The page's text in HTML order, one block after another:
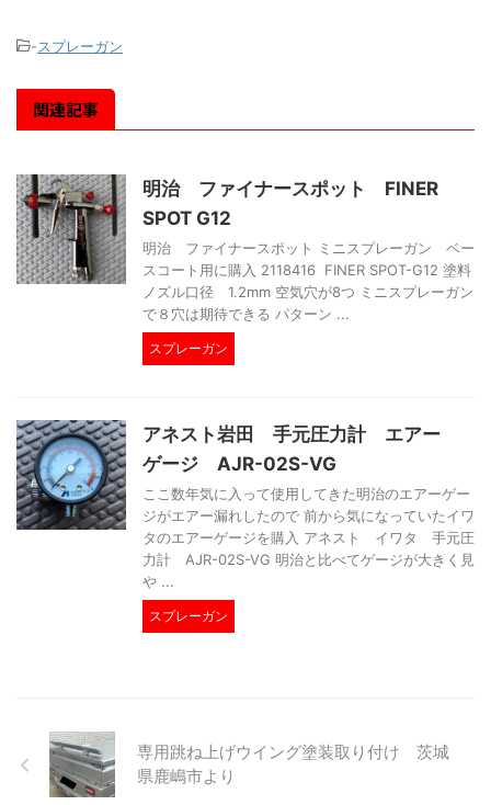
-スプレーガン
関連記事
明治 ファイナースポット FINER
SPOT G12
明治 ファイナースポット ミニスプレーガン ベー
スコート用に購入 2118416 FINER SPOT-G12 塗料
ノズル口径 1.2mm 空気穴が8つ ミニスプレーガン
で８穴は期待できる パターン ...
スプレーガン
アネスト岩田 手元圧力計 エアー
ゲージ AJR-02S-VG
ここ数年気に入って使用してきた明治のエアーゲー
ジがエアー漏れしたので 前から気になっていたイワ
タのエアーゲージを購入 アネスト イワタ 手元圧
力計 AJR-02S-VG 明治と比べてゲージが大きく見
や ...
スプレーガン
専用跳ね上げウイング塗装取り付け 茨城
県鹿嶋市より